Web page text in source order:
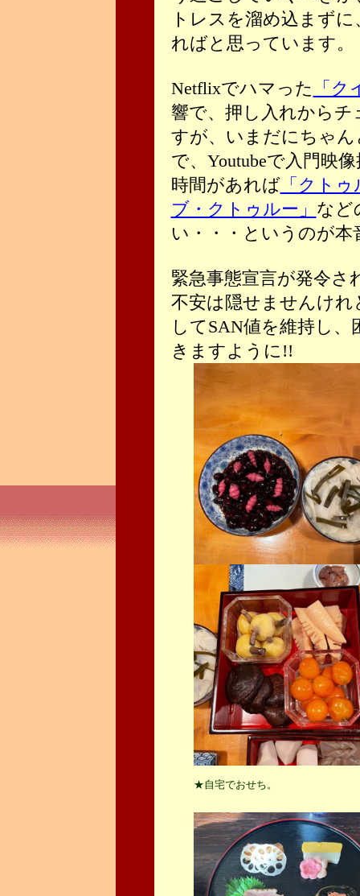
トレスを溜め込まず
ればと思っています。
Netflixでハマった
「
響で、押し入れから
すが、いまだにちゃ
で、Youtubeで入門映
時間があれば「クトゥ
ブ・クトゥルー」 など
い・・・というのが本
緊急事態宣言が発令さ
不安は隠せませんけ
してSAN値を維持し
きますように!!
★自宅でおせち。